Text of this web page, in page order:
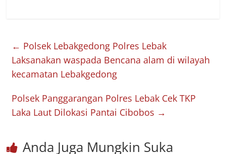
← Polsek Lebakgedong Polres Lebak
Laksanakan waspada Bencana alam di wilayah
kecamatan Lebakgedong
Polsek Panggarangan Polres Lebak Cek TKP
Laka Laut Dilokasi Pantai Cibobos →
Anda Juga Mungkin Suka